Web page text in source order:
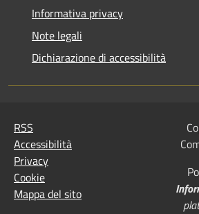
Informativa privacy
Note legali
Dichiarazione di accessibilità
RSS
Accessibilità
Privacy
Cookie
Mappa del sito